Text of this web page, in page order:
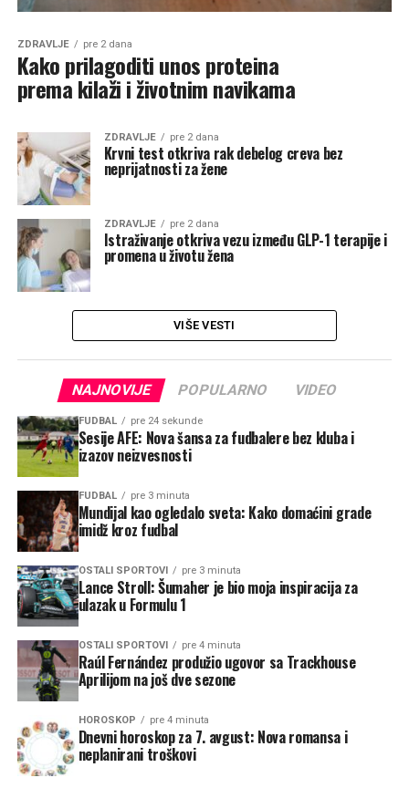
ZDRAVLJE pre 2 dana
Kako prilagoditi unos proteina
prema kilaži i životnim navikama
ZDRAVLJE pre 2 dana
Krvni test otkriva rak debelog creva bez
neprijatnosti za žene
ZDRAVLJE pre 2 dana
Istraživanje otkriva vezu između GLP-1 terapije i
promena u životu žena
VIŠE VESTI
NAJNOVIJE POPULARNO VIDEO
FUDBAL pre 24 sekunde
Sesije AFE: Nova šansa za fudbalere bez kluba i
izazov neizvesnosti
FUDBAL pre 3 minuta
Mundijal kao ogledalo sveta: Kako domaćini grade
imidž kroz fudbal
OSTALI SPORTOVI pre 3 minuta
Lance Stroll: Šumaher je bio moja inspiracija za
ulazak u Formulu 1
OSTALI SPORTOVI pre 4 minuta
Raúl Fernández produžio ugovor sa Trackhouse
Aprilijom na još dve sezone
HOROSKOP pre 4 minuta
Dnevni horoskop za 7. avgust: Nova romansa i
neplanirani troškovi